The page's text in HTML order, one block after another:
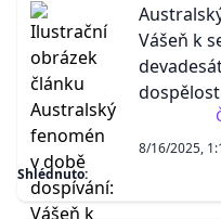
Vášeň k
8/16/2025,
Shlédnuto: